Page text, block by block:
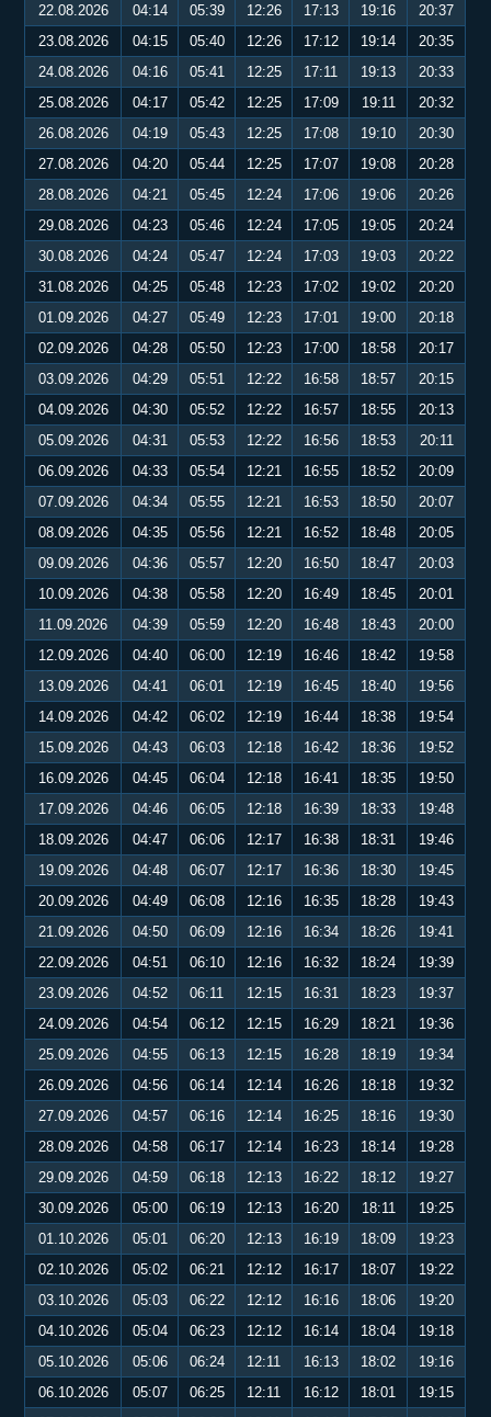
22.08.2026
04:14 05:39 12:26 17:13 19:16
20:37
23.08.2026
04:15 05:40 12:26 17:12 19:14
20:35
24.08.2026
04:16 05:41 12:25 17:11 19:13
20:33
25.08.2026
04:17 05:42 12:25 17:09 19:11
20:32
26.08.2026
04:19 05:43 12:25 17:08 19:10
20:30
27.08.2026
04:20 05:44 12:25 17:07 19:08
20:28
28.08.2026
04:21 05:45 12:24 17:06 19:06
20:26
29.08.2026
04:23 05:46 12:24 17:05 19:05
20:24
30.08.2026
04:24 05:47 12:24 17:03 19:03
20:22
31.08.2026
04:25 05:48 12:23 17:02 19:02
20:20
01.09.2026
04:27 05:49 12:23 17:01 19:00
20:18
02.09.2026
04:28 05:50 12:23 17:00 18:58
20:17
03.09.2026
04:29 05:51 12:22 16:58 18:57
20:15
04.09.2026
04:30 05:52 12:22 16:57 18:55
20:13
05.09.2026
04:31 05:53 12:22 16:56 18:53
20:11
06.09.2026
04:33 05:54 12:21 16:55 18:52
20:09
07.09.2026
04:34 05:55 12:21 16:53 18:50
20:07
08.09.2026
04:35 05:56 12:21 16:52 18:48
20:05
09.09.2026
04:36 05:57 12:20 16:50 18:47
20:03
10.09.2026
04:38 05:58 12:20 16:49 18:45
20:01
11.09.2026
04:39 05:59 12:20 16:48 18:43
20:00
12.09.2026
04:40 06:00 12:19 16:46 18:42
19:58
13.09.2026
04:41 06:01 12:19 16:45 18:40
19:56
14.09.2026
04:42 06:02 12:19 16:44 18:38
19:54
15.09.2026
04:43 06:03 12:18 16:42 18:36
19:52
16.09.2026
04:45 06:04 12:18 16:41 18:35
19:50
17.09.2026
04:46 06:05 12:18 16:39 18:33
19:48
18.09.2026
04:47 06:06 12:17 16:38 18:31
19:46
19.09.2026
04:48 06:07 12:17 16:36 18:30
19:45
20.09.2026
04:49 06:08 12:16 16:35 18:28
19:43
21.09.2026
04:50 06:09 12:16 16:34 18:26
19:41
22.09.2026
04:51 06:10 12:16 16:32 18:24
19:39
23.09.2026
04:52 06:11 12:15 16:31 18:23
19:37
24.09.2026
04:54 06:12 12:15 16:29 18:21
19:36
25.09.2026
04:55 06:13 12:15 16:28 18:19
19:34
26.09.2026
04:56 06:14 12:14 16:26 18:18
19:32
27.09.2026
04:57 06:16 12:14 16:25 18:16
19:30
28.09.2026
04:58 06:17 12:14 16:23 18:14
19:28
29.09.2026
04:59 06:18 12:13 16:22 18:12
19:27
30.09.2026
05:00 06:19 12:13 16:20 18:11
19:25
01.10.2026
05:01 06:20 12:13 16:19 18:09
19:23
02.10.2026
05:02 06:21 12:12 16:17 18:07
19:22
03.10.2026
05:03 06:22 12:12 16:16 18:06
19:20
04.10.2026
05:04 06:23 12:12 16:14 18:04
19:18
05.10.2026
05:06 06:24 12:11 16:13 18:02
19:16
06.10.2026
05:07 06:25 12:11 16:12 18:01
19:15